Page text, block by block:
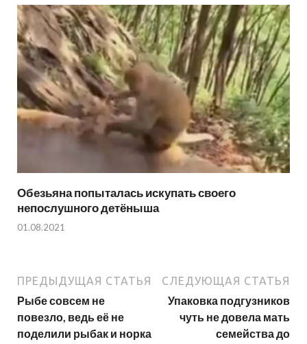
Обезьяна попыталась искупать своего
непослушного детёныша
01.08.2021
ПРЕДЫДУЩАЯ СТАТЬЯ
Рыбе совсем не
повезло, ведь её не
поделили рыбак и норка
СЛЕДУЮЩАЯ СТАТЬЯ
Упаковка подгузников
чуть не довела мать
семейства до